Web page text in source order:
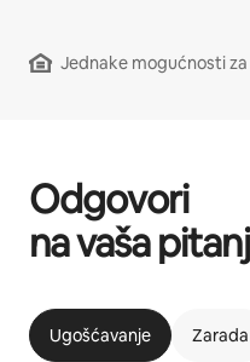
Jednake mogućnosti
Odgovori
na vaša
Ugošćavanje Zarada